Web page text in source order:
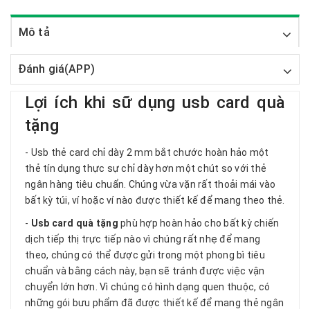
Mô tả
Đánh giá(APP)
Lợi ích khi sữ dụng usb card quà
tặng
- Usb thẻ card chỉ dày 2 mm bắt chước hoàn hảo một
thẻ tín dụng thực sự chỉ dày hơn một chút so với thẻ
ngân hàng tiêu chuẩn. Chúng vừa vặn rất thoải mái vào
bất kỳ túi, ví hoặc ví nào được thiết kế để mang theo thẻ.
- Usb card quà tặng phù hợp hoàn hảo cho bất kỳ chiến
dịch tiếp thị trực tiếp nào vì chúng rất nhẹ để mang
theo, chúng có thể được gửi trong một phong bì tiêu
chuẩn và bằng cách này, bạn sẽ tránh được việc vận
chuyển lớn hơn. Vì chúng có hình dạng quen thuộc, có
những gói bưu phẩm đã được thiết kế để mang thẻ ngân